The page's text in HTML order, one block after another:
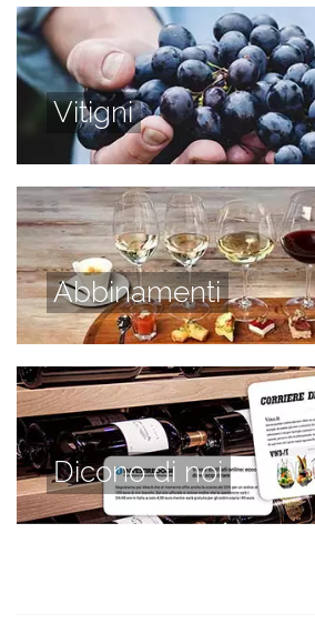
Vitigni
Abbinamenti
Dicono di noi